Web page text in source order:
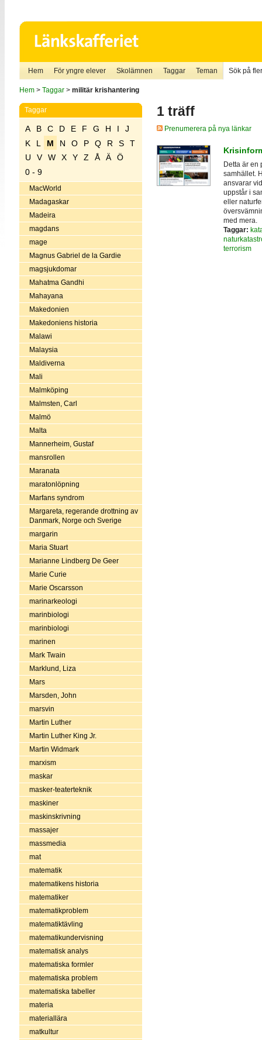
Hem För yngre elever Skolämnen Taggar Teman Sök på
Hem> Taggar> militär krishantering
Taggar
A B C D E F G H I
J
K
L M N O P Q R S
T
U
V W X Y Z Å Ä
Ö
0 - 9
MacWorld
Madagaskar
Madeira
magdans
mage
Magnus Gabriel de la Gardie
magsjukdomar
Mahatma Gandhi
Mahayana
Makedonien
Makedoniens historia
Malawi
Malaysia
Maldiverna
Mali
Malmköping
Malmsten, Carl
Malmö
Malta
Mannerheim, Gustaf
mansrollen
Maranata
maratonlöpning
Marfans syndrom
Margareta, regerande drottning av
Danmark, Norge och Sverige
margarin
Maria Stuart
Marianne Lindberg De Geer
Marie Curie
Marie Oscarsson
marinarkeologi
marinbiologi
marinbiologi
marinen
Mark Twain
Marklund, Liza
Mars
Marsden, John
marsvin
Martin Luther
Martin Luther King Jr.
Martin Widmark
marxism
maskar
masker-teaterteknik
maskiner
maskinskrivning
massajer
massmedia
mat
matematik
matematikens historia
matematiker
matematikproblem
matematiktävling
matematikundervisning
matematisk analys
matematiska formler
matematiska problem
matematiska tabeller
materia
materiallära
matkultur
1 träff
Prenumerera på nya länkar
Detta är en
samhället.
ansvarar
uppstår i
eller
med mera.
Taggar:
terrorism